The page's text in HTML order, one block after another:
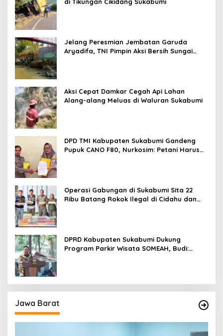
Jelang Peresmian Jembatan Garuda
Aryadifa, TNI Pimpin Aksi Bersih Sungai
Aksi Cepat Damkar Cegah Api Lahan
Alang-alang Meluas di Waluran Sukabumi
DPD TMI Kabupaten Sukabumi Gandeng
Pupuk CANO F80, Nurkosim: Petani Harus
Operasi Gabungan di Sukabumi Sita 22
Ribu Batang Rokok Ilegal di Cidahu dan
DPRD Kabupaten Sukabumi Dukung
Program Parkir Wisata SOMEAH, Budi:
Jawa Barat